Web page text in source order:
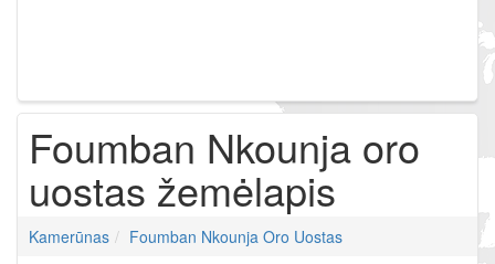
Foumban Nkounja oro
uostas žemėlapis
Kamerūnas Foumban Nkounja Oro Uostas